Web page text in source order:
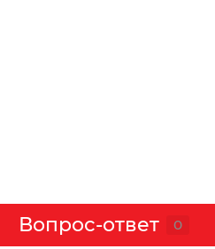
Вопрос-ответ 0